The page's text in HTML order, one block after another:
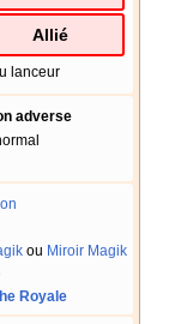
Allié
lanceur
adverse
ou Miroir Magik
Royale